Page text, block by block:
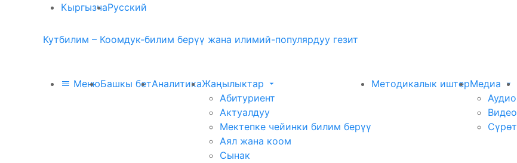
КыргызчаРусский
Кутбилим – Коомдук-билим берүү жана илимий-популярдуу гезит
МенюБашкы бетАналитикаЖаңылыктар
Абитуриент
Актуалдуу
Мектепке чейинки билим берүү
Аял жана коом
Сынак
Методикалык иштерМедиа
Аудио
Видео
Сүрөт